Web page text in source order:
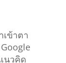
เข้าตา
นวคิด